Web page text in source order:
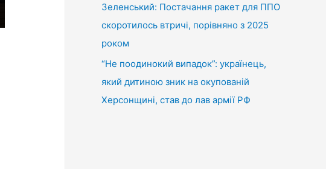
Зеленський: Постачання ракет для ППО
скоротилось втричі, порівняно з 2025
роком
“Не поодинокий випадок”: українець,
який дитиною зник на окупованій
Херсонщині, став до лав армії РФ